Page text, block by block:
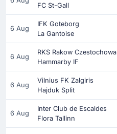
FC St-Gall
6 Aug
IFK Goteborg
La Gantoise
6 Aug
RKS Rakow Czestochowa
Hammarby IF
6 Aug
Vilnius FK Zalgiris
Hajduk Split
6 Aug
Inter Club de Escaldes
Flora Tallinn